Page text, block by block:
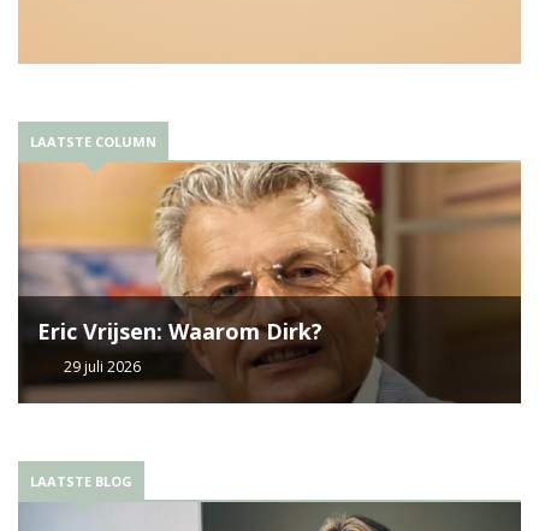
LAATSTE COLUMN
Eric Vrijsen: Waarom Dirk?
29 juli 2026
LAATSTE BLOG